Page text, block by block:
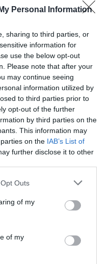
Personal Information
sharing to third parties, or
information for
use the below opt-out
Please note that after your
may continue seeing
information utilized by
to third parties prior to
opt-out of the further
by third parties on the
This information may
on the IAB’s List of
further disclose it to other
Outs
of my
of my